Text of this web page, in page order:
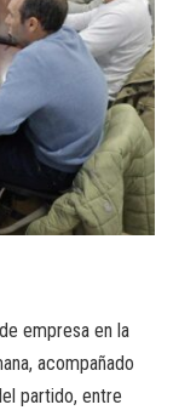
empresa en la
acompañado
partido, entre